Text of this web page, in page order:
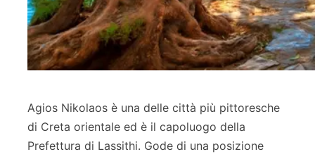
Agios Nikolaos è una delle città più pittoresche
di Creta orientale ed è il capoluogo della
Prefettura di Lassithi. Gode di una posizione